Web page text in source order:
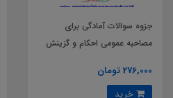
جزوه سوالات آمادگی برای
مصاحبه عمومی احکام و گزینش
276,000 تومان